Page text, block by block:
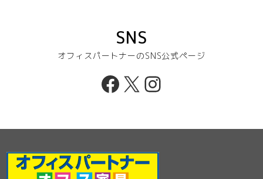
SNS
オフィスパートナーのSNS公式ページ
Facebook
X Instagram